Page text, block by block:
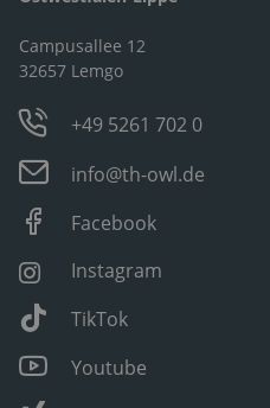
Campusallee 12
32657 Lemgo
+49 5261 702 0
info@th-owl.de
Facebook
Instagram
TikTok
Youtube